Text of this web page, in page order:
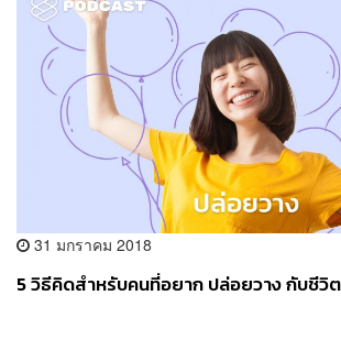
31 มกราคม 2018
5 วิธีคิดสำหรับคนที่อยาก ปล่อยวาง กับชีวิ